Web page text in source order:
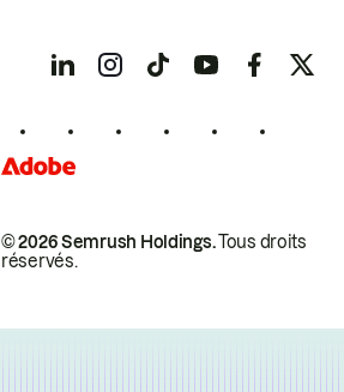
© 2026 Semrush Holdings.Tous droits
réservés.